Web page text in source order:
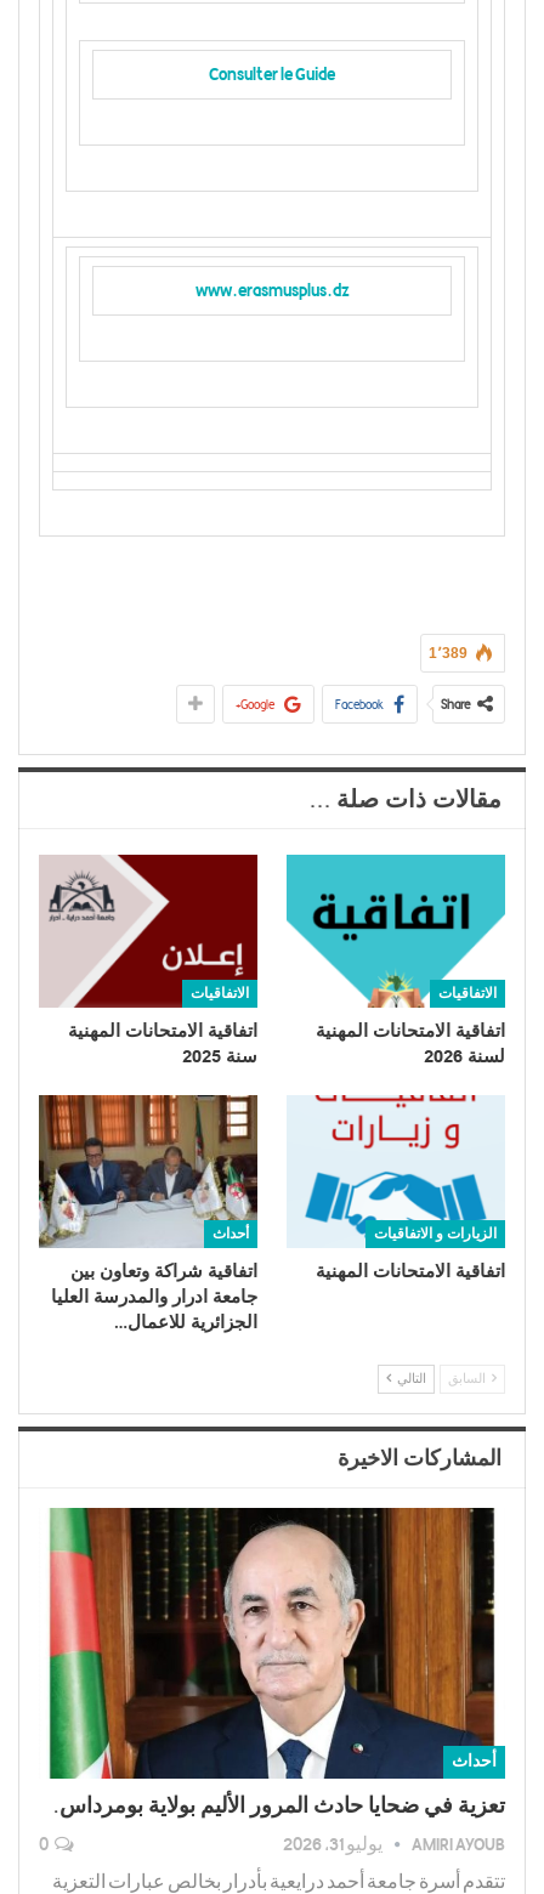
Consulter le Guide
www.erasmusplus.dz
1٬389
Share
Facebook
Google+
مقالات ذات صلة ...
الاتفاقيات
اتفاقية الامتحانات المهنية
لسنة 2026
الاتفاقيات
اتفاقية الامتحانات المهنية
سنة 2025
الزيارات و الاتفاقيات
اتفاقية الامتحانات المهنية
أحداث
اتفاقية شراكة وتعاون بين
جامعة ادرار والمدرسة العليا
الجزائرية للاعمال…
السابق التالي
المشاركات الاخيرة
أحداث
تعزية في ضحايا حادث المرور الأليم بولاية بومرداس.
AMIRI AYOUB يوليو 31, 2026
تتقدم أسرة جامعة أحمد درايعية بأدرار بخالص عبارات التعزية